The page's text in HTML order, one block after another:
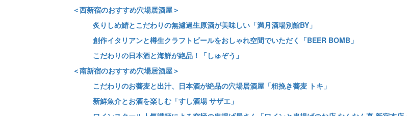
＜西新宿のおすすめ穴場居酒屋＞
炙りしめ鯖とこだわりの無濾過生原酒が美味しい「満月酒場別館BY」
創作イタリアンと樽生クラフトビールをおしゃれ空間でいただく「BEER BOMB」
こだわりの日本酒と海鮮が絶品！「しゅぞう」
＜南新宿のおすすめ穴場居酒屋＞
こだわりのお蕎麦と出汁、日本酒が絶品の穴場居酒屋「粗挽き蕎麦 トキ」
新鮮魚介とお酒を楽しむ「すし酒場 サザエ」